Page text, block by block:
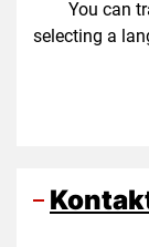
You can
selecting a